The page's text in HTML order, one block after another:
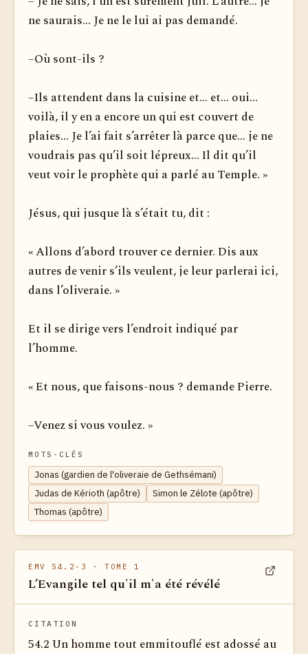
ne saurais... Je ne le lui ai pas demandé.
–Où sont-ils ?
–Ils attendent dans la cuisine et... et... oui...
voilà, il y en a encore un qui est couvert de
plaies... Je l’ai fait s’arrêter là parce que... je ne
voudrais pas qu’il soit lépreux... Il dit qu’il
veut voir le prophète qui a parlé au Temple. »
Jésus, qui jusque là s’était tu, dit :
« Allons d’abord trouver ce dernier. Dis aux
autres de venir s’ils veulent, je leur parlerai ici,
dans l’oliveraie. »
Et il se dirige vers l’endroit indiqué par
l’homme.
« Et nous, que faisons-nous ? demande Pierre.
–Venez si vous voulez. »
MOTS-CLÉS
Jonas (gardien de l'oliveraie de Gethsémani)
Judas de Kérioth (apôtre)
Simon le Zélote (apôtre)
Thomas (apôtre)
EMV 54.2-3 · TOME 1
L’Evangile tel qu'il m'a été révélé
CITATION
54.2 Un homme tout emmitouflé est adossé au